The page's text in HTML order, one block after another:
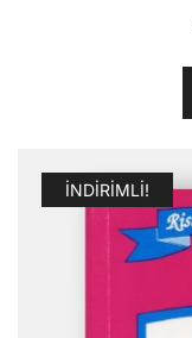
İNDIRIMLI!